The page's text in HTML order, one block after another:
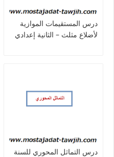
درس المستقيمات الموازية
لأضلاع مثلث – الثانية إعدادي
درس التماثل المحوري للسنة